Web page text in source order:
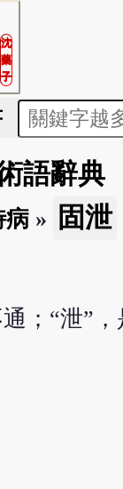
沈
藥
子
語辭典
病» 固泄
；“泄”